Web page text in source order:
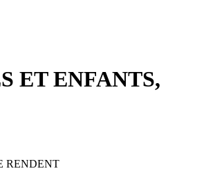
ET ENFANTS,
RENDENT